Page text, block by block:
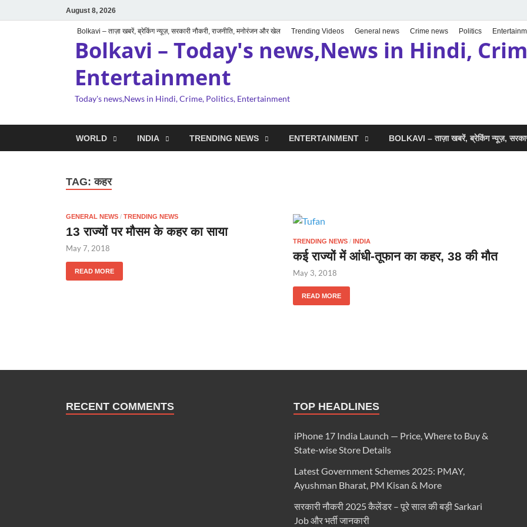
August 8, 2026
Bolkavi – ताज़ा खबरें, ब्रेकिंग न्यूज़, सरकारी नौकरी, राजनीति, मनोरंजन और खेल Trending Videos General news Crime news Politics
Bolkavi – Today's news,News in Hindi,
Entertainment
Today's news,News in Hindi, Crime, Politics, Entertainment
WORLD INDIA TRENDING NEWS ENTERTAINMENT BOLKAVI – ताज़ा खबरें, ब्रेकिंग न्यूज़,
TAG:कहर
GENERAL NEWS / TRENDING NEWS
13 राज्यों पर मौसम के कहर का साया
May 7, 2018
READ MORE
TRENDING NEWS / INDIA
कई राज्‍यों में आंधी-तूफान का कहर, 38 की मौत
May 3, 2018
READ MORE
RECENT COMMENTS TOP HEADLINES
iPhone 17 India Launch — Price, Where to Buy &
State-wise Store Details
Latest Government Schemes 2025: PMAY,
Ayushman Bharat, PM Kisan & More
सरकारी नौकरी 2025 कैलेंडर – पूरे साल की बड़ी Sarkari
Job और भर्ती जानकारी